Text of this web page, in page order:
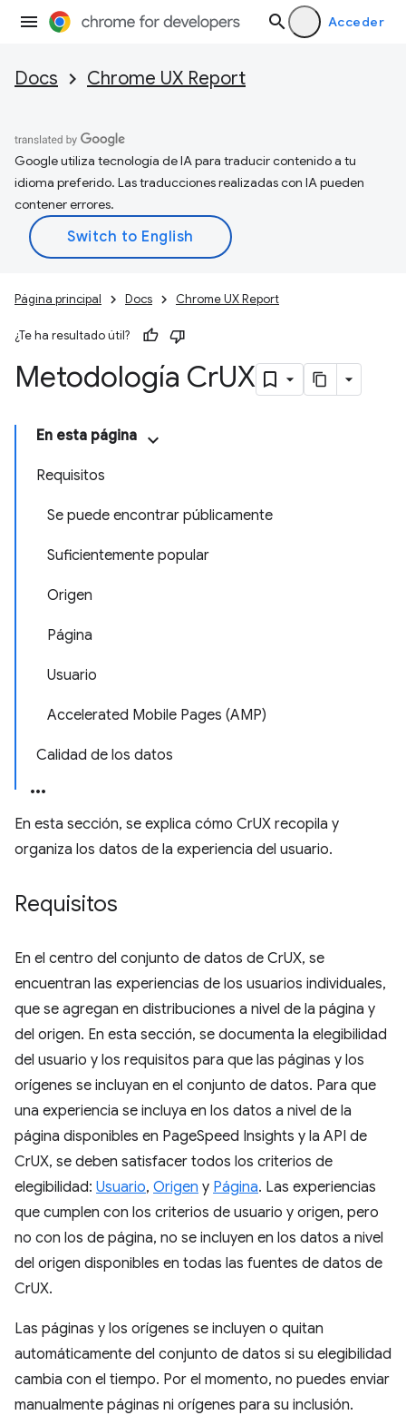
Acceder
Docs Chrome UX Report
Google utiliza tecnología de IA para traducir contenido a tu
idioma preferido. Las traducciones realizadas con IA pueden
contener errores.
Página principal Docs Chrome UX Report
¿Te ha resultado útil?
Metodología CrUX
En esta página
Requisitos
Se puede encontrar públicamente
Suficientemente popular
Origen
Página
Usuario
Accelerated Mobile Pages (AMP)
Calidad de los datos
En esta sección, se explica cómo CrUX recopila y
organiza los datos de la experiencia del usuario.
Requisitos
En el centro del conjunto de datos de CrUX, se
encuentran las experiencias de los usuarios individuales,
que se agregan en distribuciones a nivel de la página y
del origen. En esta sección, se documenta la elegibilidad
del usuario y los requisitos para que las páginas y los
orígenes se incluyan en el conjunto de datos. Para que
una experiencia se incluya en los datos a nivel de la
página disponibles en PageSpeed Insights y la API de
CrUX, se deben satisfacer todos los criterios de
elegibilidad: Usuario, Origen y Página. Las experiencias
que cumplen con los criterios de usuario y origen, pero
no con los de página, no se incluyen en los datos a nivel
del origen disponibles en todas las fuentes de datos de
CrUX.
Las páginas y los orígenes se incluyen o quitan
automáticamente del conjunto de datos si su elegibilidad
cambia con el tiempo. Por el momento, no puedes enviar
manualmente páginas ni orígenes para su inclusión.